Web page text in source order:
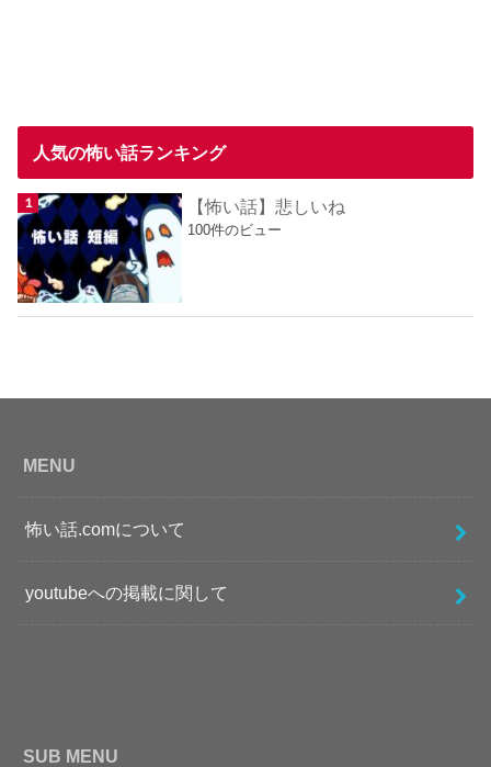
人気の怖い話ランキング
【怖い話】悲しいね
100件のビュー
MENU
怖い話.comについて
youtubeへの掲載に関して
SUB MENU